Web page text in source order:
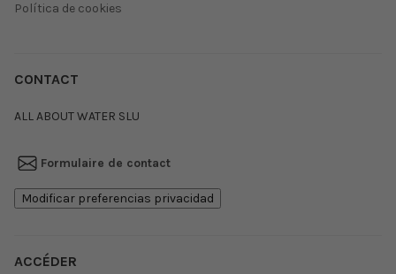
Política de cookies
CONTACT
ALL ABOUT WATER SLU
Formulaire de contact
Modificar preferencias privacidad
ACCÉDER